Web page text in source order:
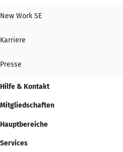
New Work SE
Karriere
Presse
Hilfe & Kontakt
Mitgliedschaften
Hauptbereiche
Services